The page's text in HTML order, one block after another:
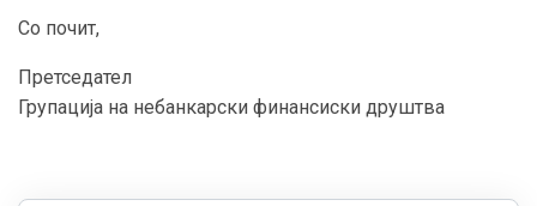
Со почит,
Претседател
Групација на небанкарски финансиски друштва